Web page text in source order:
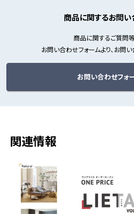
商品に関するお問い
商品に関するご質問等
お問い合わせフォームより、お問い
お問い合わせフォ
関連情報